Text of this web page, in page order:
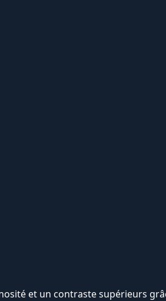
et un contraste supérieurs